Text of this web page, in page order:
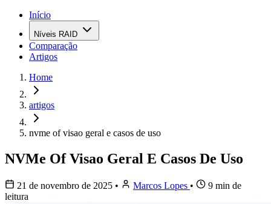
Início
Níveis RAID
Comparação
Artigos
Home
artigos
nvme of visao geral e casos de uso
NVMe Of Visao Geral E Casos De Uso
21 de novembro de 2025 • Marcos Lopes •
9 min de
leitura